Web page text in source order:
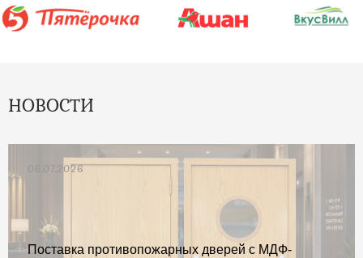
НОВОСТИ
06.07.2026
Поставка противопожарных дверей с МДФ-